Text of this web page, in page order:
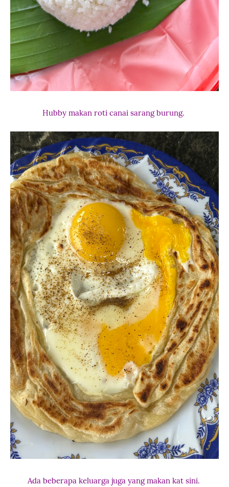
Hubby makan roti canai sarang burung.
Ada beberapa keluarga juga yang makan kat sini.